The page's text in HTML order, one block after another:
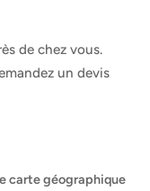
de chez vous.
un devis
carte géographique